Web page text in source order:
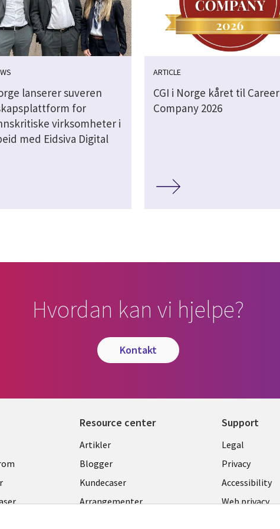
lanserer suveren
for
virksomheter i
med Eidsiva Digital
ARTICLE
CGI i Norge kåret til Career
Company 2026
Hvordan kan vi hjelpe?
kontakt
Resource center
Library
Links
NORWAY
Artikler
Blogger
Kundecaser
Arrangementer
Support
Legal
NORWAY
Legal
Privacy
Accessibility
Web privacy